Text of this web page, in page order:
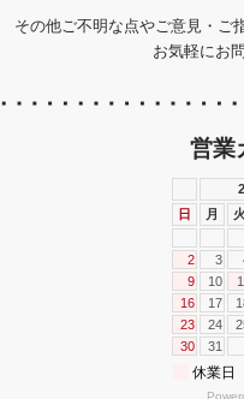
その他ご不明な点やご意見・ご
お気軽にお
営業